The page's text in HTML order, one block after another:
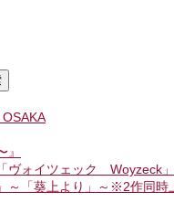
ヴォイツェック Woyzeck」
～「葵上より」～※2作同時